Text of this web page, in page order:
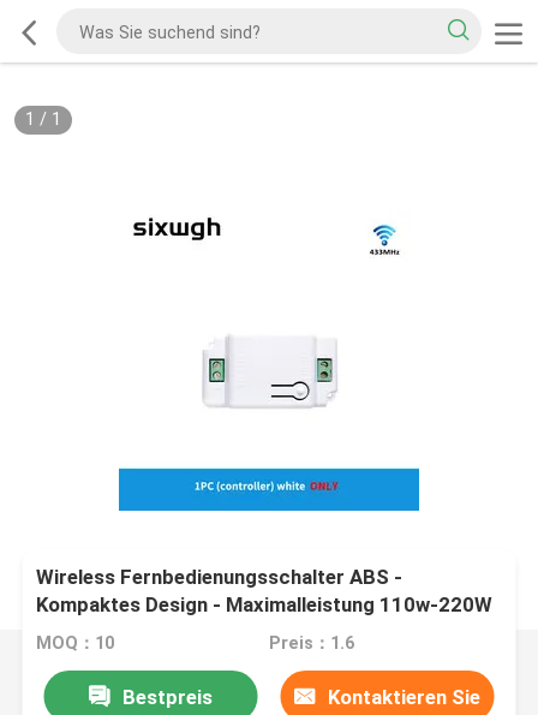
1 / 1
Wireless Fernbedienungsschalter ABS -
Kompaktes Design - Maximalleistung 110w-220W
MOQ：10 Preis：1.6
Bestpreis Kontaktieren Sie